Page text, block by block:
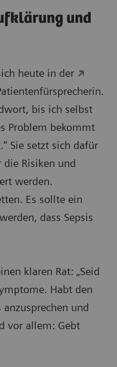
und
heute in der
bis ich selbst
Problem bekommt
Sie setzt sich dafür
die Risiken und
werden.
Es sollte ein
dass Sepsis
klaren Rat: „Seid
Habt den
und
vor allem: Gebt